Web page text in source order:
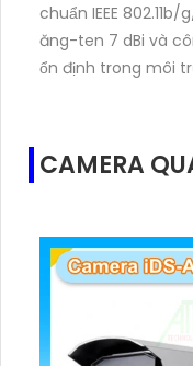
chuẩn IEEE
ăng-ten 7 dBi và
ổn định trong môi
CAMERA